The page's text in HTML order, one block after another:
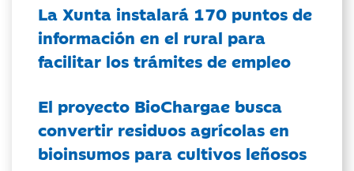
La Xunta instalará 170 puntos de
información en el rural para
facilitar los trámites de empleo
El proyecto BioChargae busca
convertir residuos agrícolas en
bioinsumos para cultivos leñosos